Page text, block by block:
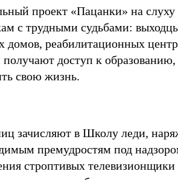
проект «Пацанки» на
с трудными судьбами:
домов, реабилитационных
получают доступ к
свою жизнь.
зачисляют в Школу леди,
премудростям под
строптивых